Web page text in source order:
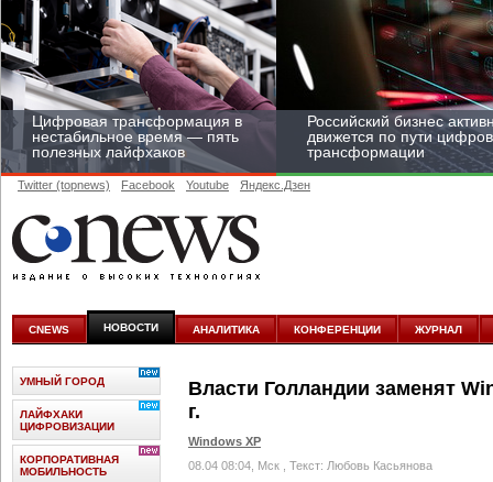
Цифровая трансформация в
нестабильное время — пять
полезных лайфхаков
Российский бизнес
движется по пути
трансформации
цифровизироваться со
скоростью крупных
корпораций
Twitter (topnews) Facebook Youtube Яндекс.Дзен
CNEWS НОВОСТИ АНАЛИТИКА КОНФЕРЕНЦИИ ЖУРНАЛ
Власти Голландии заменят
г.
Windows XP
08.04 08:04, Мск , Текст: Любовь Касьянова
УМНЫЙ ГОРОД
ЛАЙФХАКИ
ЦИФРОВИЗАЦИИ
КОРПОРАТИВНАЯ
МОБИЛЬНОСТЬ